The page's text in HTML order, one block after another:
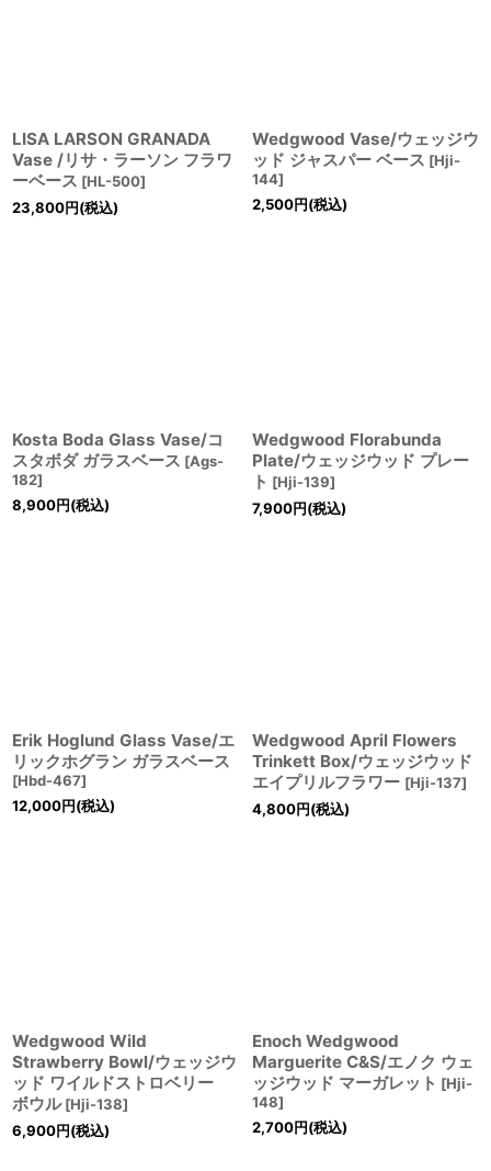
LISA LARSON GRANADA
Vase /リサ・ラーソン フラワ
ーベース [HL-500]
23,800円(税込)
Wedgwood Vase/ウェッジウ
ッド ジャスパー ベース [Hji-
144]
2,500円(税込)
Kosta Boda Glass Vase/コ
スタボダ ガラスベース [Ags-
182]
8,900円(税込)
Wedgwood Florabunda
Plate/ウェッジウッド プレー
ト [Hji-139]
7,900円(税込)
Erik Hoglund Glass Vase/エ
リックホグラン ガラスベース
[Hbd-467]
12,000円(税込)
Wedgwood April Flowers
Trinkett Box/ウェッジウッド
エイプリルフラワー [Hji-137]
4,800円(税込)
Wedgwood Wild
Strawberry Bowl/ウェッジウ
ッド ワイルドストロベリー
ボウル [Hji-138]
6,900円(税込)
Enoch Wedgwood
Marguerite C&S/エノク ウェ
ッジウッド マーガレット [Hji-
148]
2,700円(税込)